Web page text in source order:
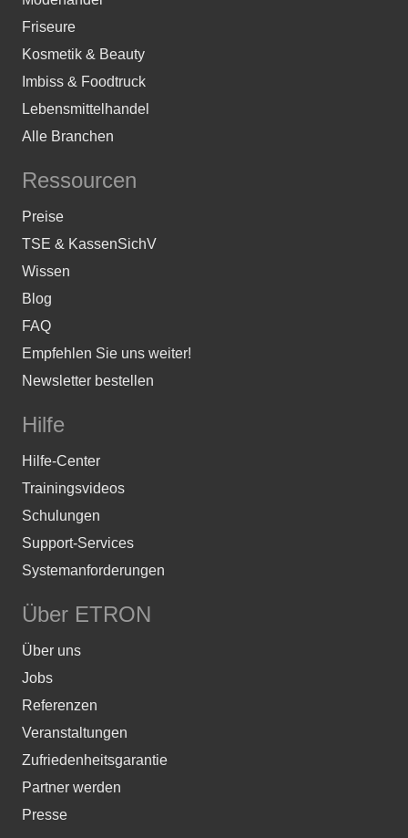
Friseure
Kosmetik & Beauty
Imbiss & Foodtruck
Lebensmittelhandel
Alle Branchen
Ressourcen
Preise
TSE & KassenSichV
Wissen
Blog
FAQ
Empfehlen Sie uns weiter!
Newsletter bestellen
Hilfe
Hilfe-Center
Trainingsvideos
Schulungen
Support-Services
Systemanforderungen
Über ETRON
Über uns
Jobs
Referenzen
Veranstaltungen
Zufriedenheitsgarantie
Partner werden
Presse